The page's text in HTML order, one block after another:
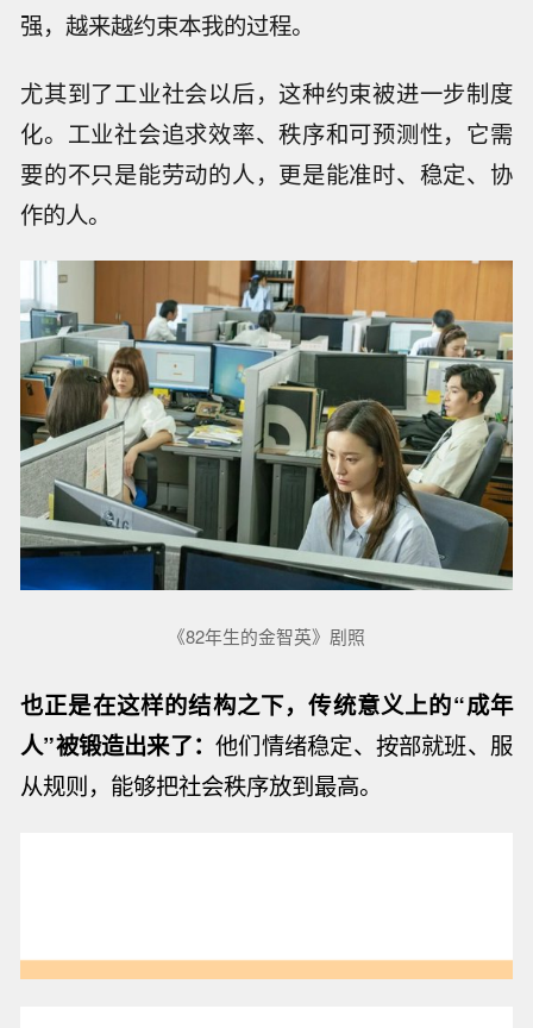
强，越来越约束本我的过程。
尤其到了工业社会以后，这种约束被进一步制度
化。工业社会追求效率、秩序和可预测性，它需
要的不只是能劳动的人，更是能准时、稳定、协
作的人。
《82年生的金智英》剧照
也正是在这样的结构之下，传统意义上的“成年
人”被锻造出来了：他们情绪稳定、按部就班、服
从规则，能够把社会秩序放到最高。